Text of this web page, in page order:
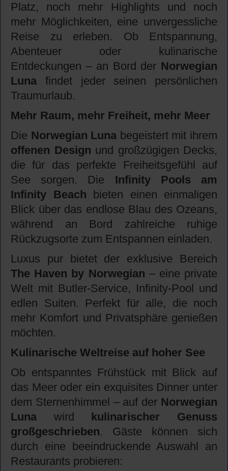
Platz, noch mehr Highlights und noch
mehr Möglichkeiten, eine unvergessliche
Reise zu erleben. Ob Entspannung,
Abenteuer oder kulinarische
Entdeckungen – an Bord der Norwegian
Luna findet jeder seinen persönlichen
Traumurlaub.
Mehr Raum, mehr Freiheit, mehr Meer
Die Norwegian Luna begeistert mit ihrem
offenen Design und großzügigen Decks,
die für das perfekte Freiheitsgefühl auf
See sorgen. Die Infinity Pools am
Infinity Beach bieten einen einmaligen
Blick über das endlose Blau des Ozeans,
während an Bord zahlreiche ruhige
Rückzugsorte zum Entspannen einladen.
Luxus pur bietet der exklusive Bereich
The Haven by Norwegian – eine private
Welt mit Butler-Service, Infinity-Pool und
edlen Suiten. Perfekt für alle, die noch
mehr Komfort und Privatsphäre genießen
möchten.
Kulinarische Weltreise auf hoher See
Ob entspanntes Frühstück mit Blick auf
das Meer oder ein exquisites Dinner unter
dem Sternenhimmel – auf der Norwegian
Luna wird kulinarischer Genuss
großgeschrieben. Gäste können sich
durch eine beeindruckende Auswahl an
Restaurants probieren: